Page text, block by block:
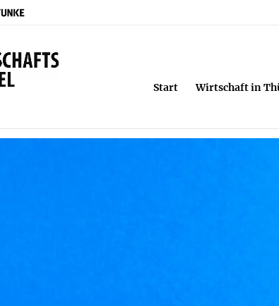
Start Wirtschaft in